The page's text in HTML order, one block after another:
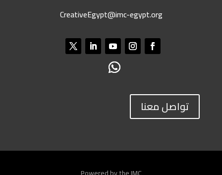
CreativeEgypt@imc-egypt.org
تواصل معنا